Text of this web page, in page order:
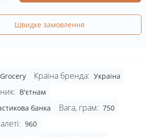
Швидке замовлення
Країна бренда: Україна
В'єтнам
банка Вага, грам: 750
960